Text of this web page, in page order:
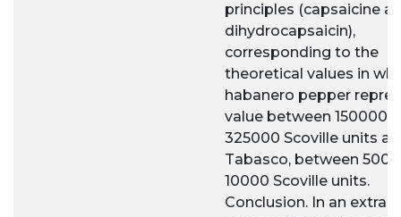
principles (capsaicine
dihydrocapsaicin),
corresponding to the
theoretical values in
habanero pepper
value between 150000
325000 Scoville units
Tabasco, between
10000 Scoville units.
Conclusion. In an